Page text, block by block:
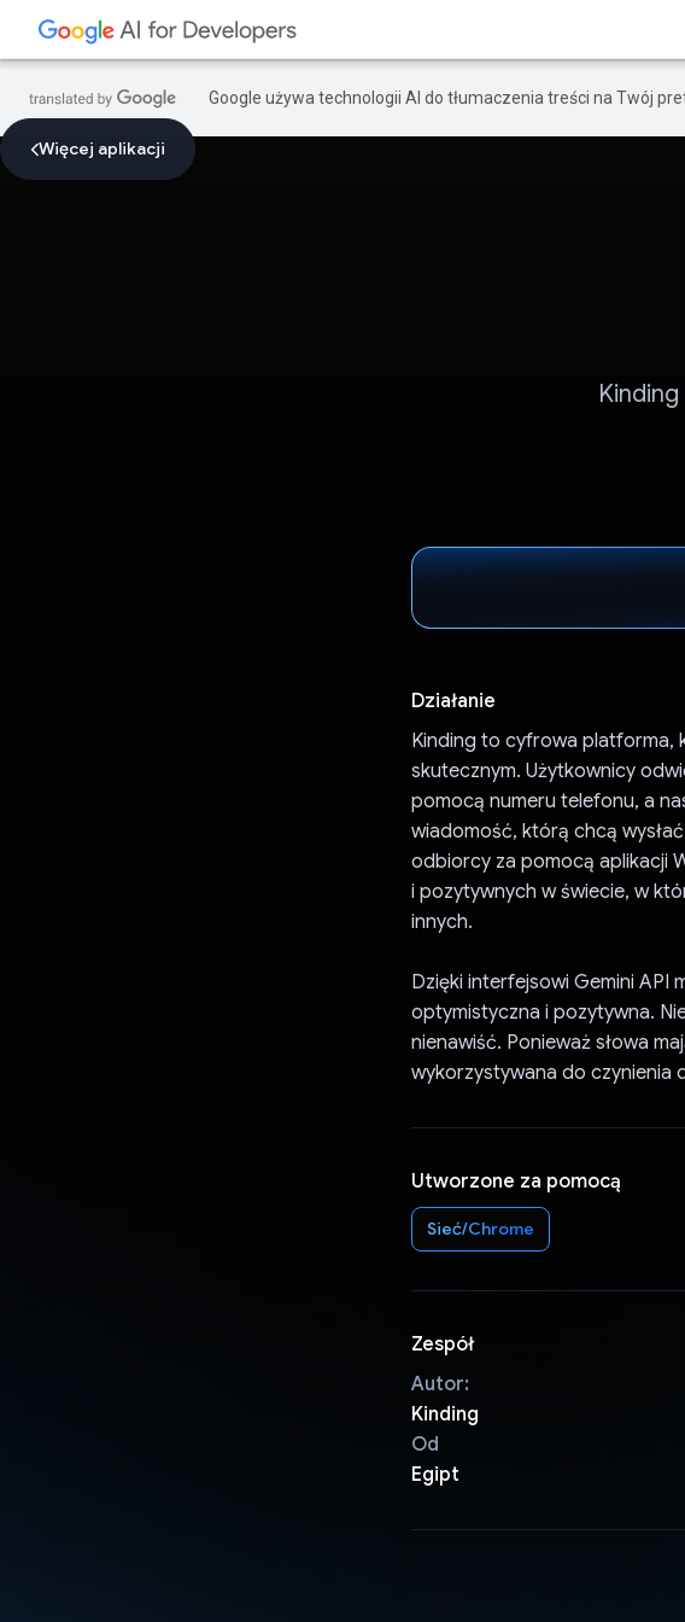
Google używa technologii AI do tłumaczenia treści na Twój
Więcej aplikacji
Działanie
Kinding to cyfrowa platforma,
skutecznym. Użytkownicy
pomocą numeru telefonu, a
wiadomość, którą chcą
odbiorcy za pomocą aplikacji
i pozytywnych w świecie, w
innych.
Dzięki interfejsowi Gemini API
optymistyczna i pozytywna.
nienawiść. Ponieważ słowa
wykorzystywana do czynienia
Utworzone za pomocą
Sieć/Chrome
Zespół
Autor:
Kinding
Od
Egipt